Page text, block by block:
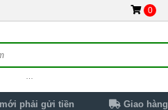
0
phải gửi tiền Giao